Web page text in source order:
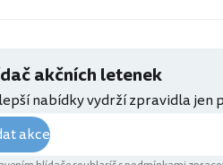
akčních letenek
nabídky vydrží zpravidla jen
akce